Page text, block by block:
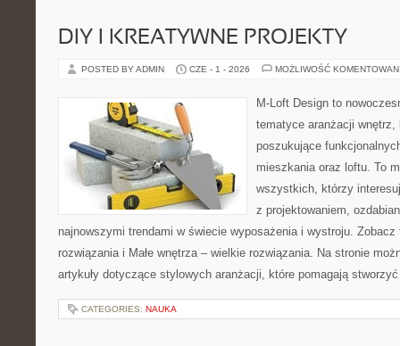
DIY I KREATYWNE PROJEKTY
POSTED BY ADMIN CZE - 1 - 2026 MOŻLIWOŚĆ
M-Loft Design to
tematyce aranżacji
poszukujące
mieszkania oraz loftu. To
wszystkich, którzy
z projektowaniem,
najnowszymi trendami w świecie wyposażenia i wystroju. Zobacz
rozwiązania i Małe wnętrza – wielkie rozwiązania. Na stronie
artykuły dotyczące stylowych aranżacji, które pomagają
CATEGORIES: NAUKA